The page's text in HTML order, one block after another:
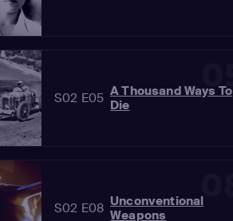
05
S02 E05 A Thousand Ways To
Die
08
S02 E08 Unconventional
Weapons